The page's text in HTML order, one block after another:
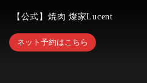
【公式】焼肉 燦家Lucent
ネット予約はこちら